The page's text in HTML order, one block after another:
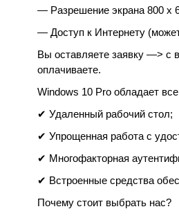
— Разрешение экрана 800 х
— Доступ к Интернету
Вы оставляете заявку —> с
оплачиваете.
Windows 10 Pro обладает
✔ Удаленный рабочий стол;
✔ Упрощенная работа с
✔ Многофакторная
✔ Встроенные средства
Почему стоит выбрать нас?